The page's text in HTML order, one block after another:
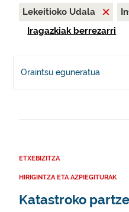
Lekeitioko Udala
Iragazkiak berrezarri
Oraintsu eguneratua
ETXEBIZITZA
HIRIGINTZA ETA AZPIEGITURAK
Katastroko